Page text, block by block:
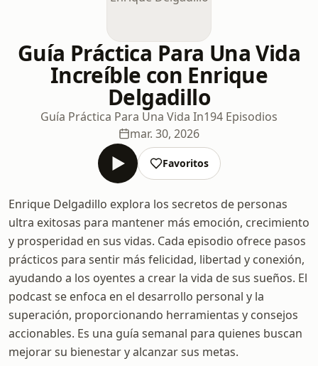
Guía Práctica Para Una Vida
Increíble con Enrique
Delgadillo
Guía Práctica Para Una Vida In194 Episodios
mar. 30, 2026
Favoritos
Enrique Delgadillo explora los secretos de personas
ultra exitosas para mantener más emoción, crecimiento
y prosperidad en sus vidas. Cada episodio ofrece pasos
prácticos para sentir más felicidad, libertad y conexión,
ayudando a los oyentes a crear la vida de sus sueños. El
podcast se enfoca en el desarrollo personal y la
superación, proporcionando herramientas y consejos
accionables. Es una guía semanal para quienes buscan
mejorar su bienestar y alcanzar sus metas.